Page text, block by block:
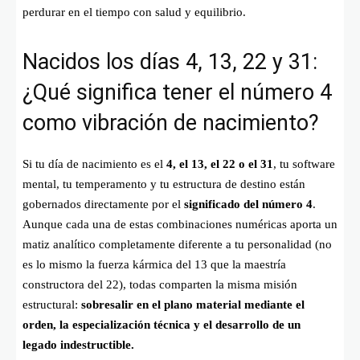
perdurar en el tiempo con salud y equilibrio.
Nacidos los días 4, 13, 22 y 31:
¿Qué significa tener el número 4
como vibración de nacimiento?
Si tu día de nacimiento es el 4, el 13, el 22 o el 31 , tu software
mental, tu temperamento y tu estructura de destino están
gobernados directamente por el significado del número 4.
Aunque cada una de estas combinaciones numéricas aporta un
matiz analítico completamente diferente a tu personalidad (no
es lo mismo la fuerza kármica del 13 que la maestría
constructora del 22), todas comparten la misma misión
estructural: sobresalir en el plano material mediante el
orden, la especialización técnica y el desarrollo de un
legado indestructible.